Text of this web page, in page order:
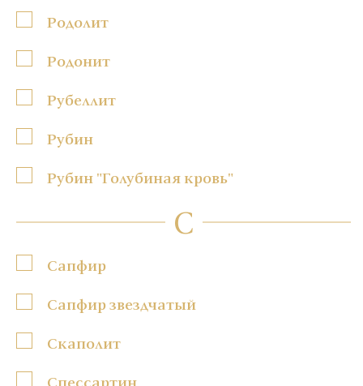
Родолит
Родонит
Рубеллит
Рубин
Рубин "Голубиная кровь"
С
Сапфир
Сапфир звездчатый
Скаполит